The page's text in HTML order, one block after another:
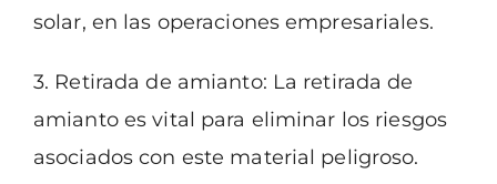
solar, en las operaciones empresariales.
3. Retirada de amianto: La retirada de
amianto es vital para eliminar los riesgos
asociadoscon este material peligroso.